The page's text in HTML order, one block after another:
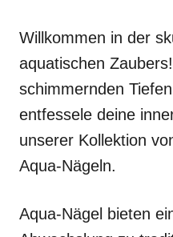
Willkommen in der
aquatischen
schimmernden
entfessele deine
unserer Kollektion
Aqua-Nägeln.
Aqua-Nägel bieten